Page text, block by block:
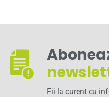
Fii la curent cu